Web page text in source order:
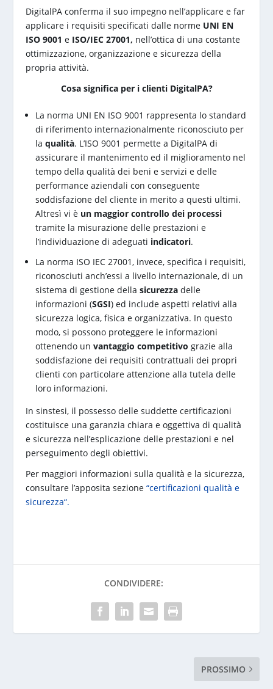
DigitalPA conferma il suo impegno nell’applicare e far
applicare i requisiti specificati dalle norme UNI EN
ISO 9001 e ISO/IEC 27001, nell’ottica di una costante
ottimizzazione, organizzazione e sicurezza della
propria attività.
Cosa significa per i clienti DigitalPA?
La norma UNI EN ISO 9001 rappresenta lo standard
di riferimento internazionalmente riconosciuto per
laqualità. L’ISO 9001 permette a DigitalPA di
assicurare il mantenimento ed il miglioramento nel
tempo della qualità dei beni e servizi e delle
performance aziendali con conseguente
soddisfazione del cliente in merito a questi ultimi.
Altresì vi è un maggior controllo dei processi
tramite la misurazione delle prestazioni e
l’individuazione di adeguati indicatori.
La norma ISO IEC 27001, invece, specifica i requisiti,
riconosciuti anch’essi a livello internazionale, di un
sistema di gestione dellasicurezza delle
informazioni (SGSI) ed include aspetti relativi alla
sicurezza logica, fisica e organizzativa. In questo
modo, si possono proteggere le informazioni
ottenendo unvantaggio competitivo grazie alla
soddisfazione dei requisiti contrattuali dei propri
clienti con particolare attenzione alla tutela delle
loro informazioni.
In sinstesi, il possesso delle suddette certificazioni
costituisce una garanzia chiara e oggettiva di qualità
e sicurezza nell’esplicazione delle prestazioni e nel
perseguimento degli obiettivi.
Per maggiori informazioni sulla qualità e la sicurezza,
consultare l’apposita sezione “certificazioni qualità e
sicurezza“.
CONDIVIDERE:
PROSSIMO